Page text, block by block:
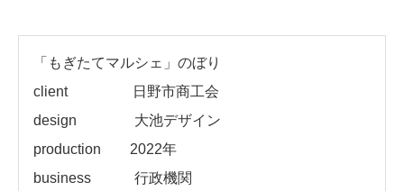
「もぎたてマルシェ」のぼり
client
日野市商工会
design 大池デザイン
production 2022年
business 行政機関